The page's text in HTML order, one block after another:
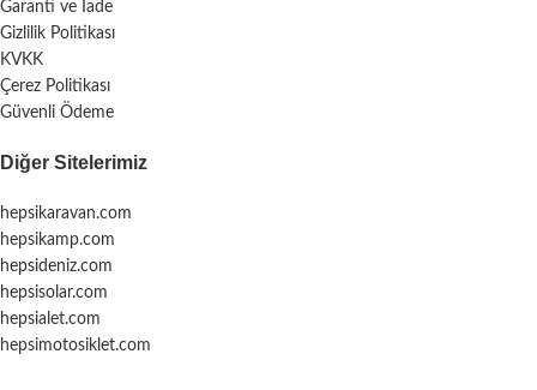
Garanti ve İade
Gizlilik Politikası
KVKK
Çerez Politikası
Güvenli Ödeme
Diğer Sitelerimiz
hepsikaravan.com
hepsikamp.com
hepsideniz.com
hepsisolar.com
hepsialet.com
hepsimotosiklet.com